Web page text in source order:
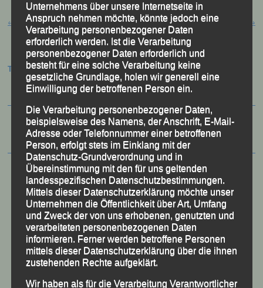
Beitragsnavigation
← Einladung zum Sommerfest Erfolgreiches LG-Wochenende →
Termine:
Unternehmens über unsere Internetseite in
Anspruch nehmen möchte, könnte jedoch eine
Verarbeitung personenbezogener Daten
erforderlich werden. Ist die Verarbeitung
personenbezogener Daten erforderlich und
besteht für eine solche Verarbeitung keine
gesetzliche Grundlage, holen wir generell eine
Einwilligung der betroffenen Person ein.
Die Verarbeitung personenbezogener Daten,
beispielsweise des Namens, der Anschrift, E-Mail-
Adresse oder Telefonnummer einer betroffenen
Person, erfolgt stets im Einklang mit der
Datenschutz-Grundverordnung und in
Übereinstimmung mit den für uns geltenden
landesspezifischen Datenschutzbestimmungen.
Mittels dieser Datenschutzerklärung möchte unser
Unternehmen die Öffentlichkeit über Art, Umfang
und Zweck der von uns erhobenen, genutzten und
verarbeiteten personenbezogenen Daten
informieren. Ferner werden betroffene Personen
mittels dieser Datenschutzerklärung über die ihnen
zustehenden Rechte aufgeklärt.
Wir haben als für die Verarbeitung Verantwortlicher